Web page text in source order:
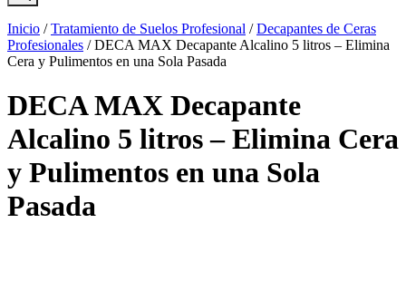
Inicio /Tratamiento de Suelos Profesional /Decapantes de Ceras
Profesionales /DECA MAX Decapante Alcalino 5 litros – Elimina
Cera y Pulimentos en una Sola Pasada
DECA MAX Decapante
Alcalino 5 litros – Elimina Cera
y Pulimentos en una Sola
Pasada